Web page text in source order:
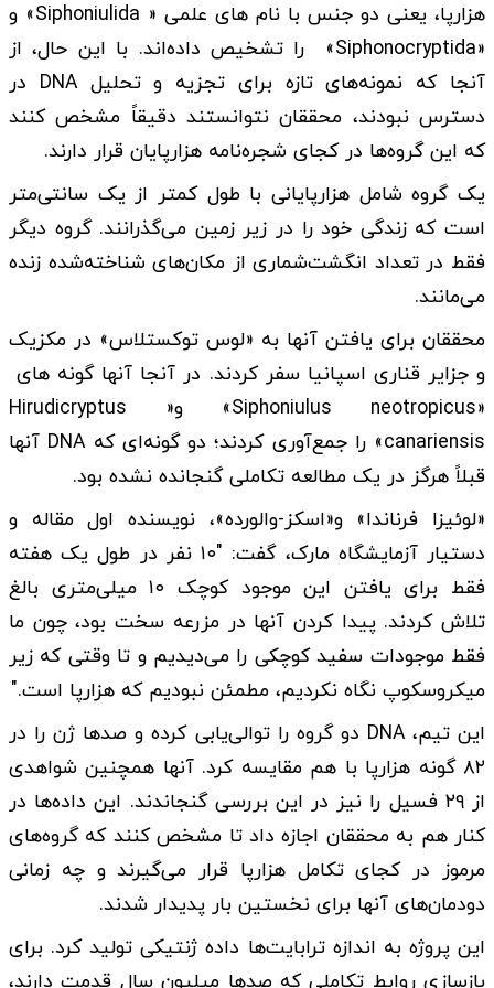
هزارپا، یعنی دو جنس با نام های علمی « Siphoniulida» و
«Siphonocryptida» را تشخیص داده‌اند. با این حال، از
آنجا که نمونه‌های تازه برای تجزیه و تحلیل DNA در
دسترس نبودند، محققان نتوانستند دقیقاً مشخص کنند
که این گروه‌ها در کجای شجره‌نامه هزارپایان قرار دارند.
یک گروه شامل هزارپایانی با طول کمتر از یک سانتی‌متر
است که زندگی خود را در زیر زمین می‌گذرانند. گروه دیگر
فقط در تعداد انگشت‌شماری از مکان‌های شناخته‌شده زنده
می‌مانند.
محققان برای یافتن آنها به «لوس توکستلاس» در مکزیک
و جزایر قناری اسپانیا سفر کردند. در آنجا آنها گونه های
«Siphoniulus neotropicus» و« Hirudicryptus
canariensis» را جمع‌آوری کردند؛ دو گونه‌ای که DNA آنها
قبلاً هرگز در یک مطالعه تکاملی گنجانده نشده بود.
«لوئیزا فرناندا» و«اسکز-والورده»، نویسنده اول مقاله و
دستیار آزمایشگاه مارک، گفت: "۱۰ نفر در طول یک هفته
فقط برای یافتن این موجود کوچک ۱۰ میلی‌متری بالغ
تلاش کردند. پیدا کردن آنها در مزرعه سخت بود، چون ما
فقط موجودات سفید کوچکی را می‌دیدیم و تا وقتی که زیر
میکروسکوپ نگاه نکردیم، مطمئن نبودیم که هزارپا است."
این تیم، DNA دو گروه را توالی‌یابی کرده و صدها ژن را در
۸۲ گونه هزارپا با هم مقایسه کرد. آنها همچنین شواهدی
از ۲۹ فسیل را نیز در این بررسی گنجاندند. این داده‌ها در
کنار هم به محققان اجازه داد تا مشخص کنند که گروه‌های
مرموز در کجای تکامل هزارپا قرار می‌گیرند و چه زمانی
دودمان‌های آنها برای نخستین بار پدیدار شدند.
این پروژه به اندازه ترابایت‌ها داده ژنتیکی تولید کرد. برای
بازسازی روابط تکاملی که صدها میلیون سال قدمت دارند،